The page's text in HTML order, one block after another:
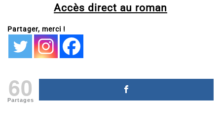
Accès direct au roman
Partager, merci !
60
Partages